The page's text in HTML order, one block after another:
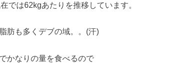
では62kgあたりを推移しています。
肪も多くデブの域。。(汗)
かなりの量を食べるので